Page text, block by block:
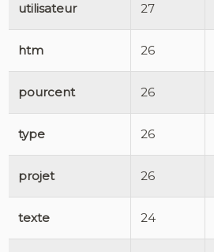
utilisateur 27
htm 26
pourcent 26
type 26
projet 26
texte 24